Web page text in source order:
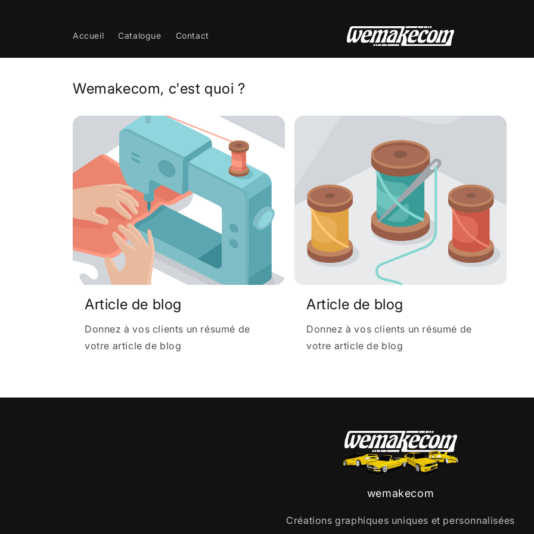
Accueil Catalogue Contact
Wemakecom, c'est quoi ?
Article de blog
Donnez à vos clients un résumé de
votre article de blog
Article de blog
Donnez à vos clients un résumé de
votre article de blog
wemakecom
Créations graphiques uniques et personnalisées